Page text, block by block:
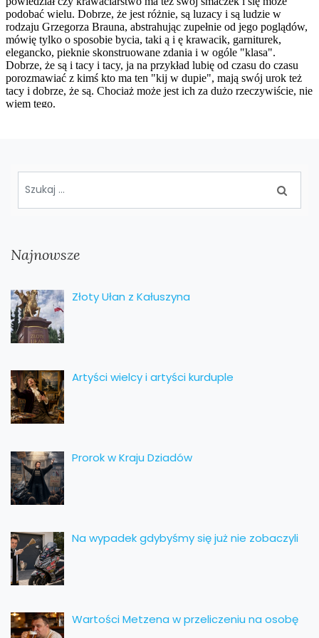
Najnowsze
Złoty Ułan z Kałuszyna
Artyści wielcy i artyści kurduple
Prorok w Kraju Dziadów
Na wypadek gdybyśmy się już nie zobaczyli
Wartości Metzena w przeliczeniu na osobę